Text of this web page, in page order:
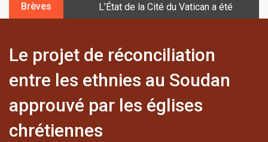
o
Brèves L’État de la Cité du Vatican a été doté
Le projet de réconciliation
entre les ethnies au Soudan
approuvé par les églises
chrétiennes